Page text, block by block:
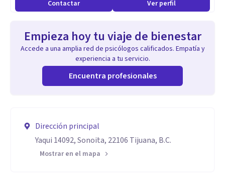
Contactar Ver perfil
Empieza hoy tu viaje de bienestar
Accede a una amplia red de psicólogos calificados. Empatía y
experiencia a tu servicio.
Encuentra profesionales
Dirección principal
Yaqui 14092, Sonoita, 22106 Tijuana, B.C.
Mostrar en el mapa